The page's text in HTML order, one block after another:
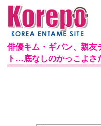
俳優キム・ギバン、親友
ト…底なしのかっこよさ